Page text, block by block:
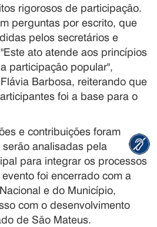
rigorosos de participação.
perguntas por escrito, que
pelos secretários e
ato atende aos princípios
participação popular",
Barbosa, reiterando que
foi a base para o
e contribuições foram
analisadas pela
para integrar os processos
foi encerrado com a
e do Município,
com o desenvolvimento
de São Mateus.